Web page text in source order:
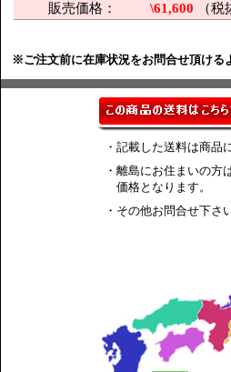
販売価格：
\61,600 （税
※ご注文前に在庫状況をお問合せ頂ける
・記載した送料は商品
・離島にお住まいの方
価格となります。
・その他お問合せ下さい